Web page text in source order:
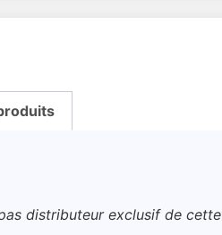
distributeur exclusif de cette